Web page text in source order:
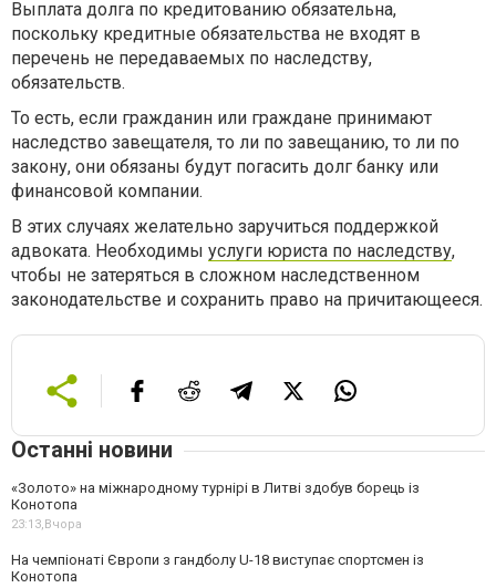
Выплата долга по кредитованию обязательна,
поскольку кредитные обязательства не входят в
перечень не передаваемых по наследству,
обязательств.
То есть, если гражданин или граждане принимают
наследство завещателя, то ли по завещанию, то ли по
закону, они обязаны будут погасить долг банку или
финансовой компании.
В этих случаях желательно заручиться поддержкой
адвоката. Необходимы услуги юриста по наследству,
чтобы не затеряться в сложном наследственном
законодательстве и сохранить право на причитающееся.
Останні новини
«Золото» на міжнародному турнірі в Литві здобув борець із
Конотопа
23:13,Вчора
На чемпіонаті Європи з гандболу U-18 виступає спортсмен із
Конотопа